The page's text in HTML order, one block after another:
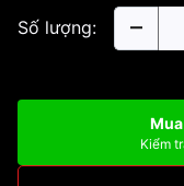
Số lượng:
Kiểm